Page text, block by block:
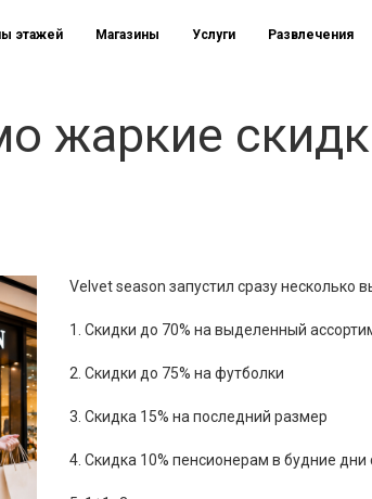
этажей Магазины Услуги Развлечения
жаркие
Velvet season запустил сразу несколько
1. Скидки до 70% на выделенный
2. Скидки до 75% на футболки
3. Скидка 15% на последний размер
4. Скидка 10% пенсионерам в будние дни